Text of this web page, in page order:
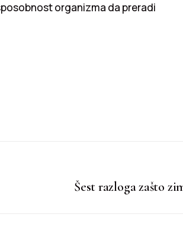
organizma da preradi
Šest razloga zašto